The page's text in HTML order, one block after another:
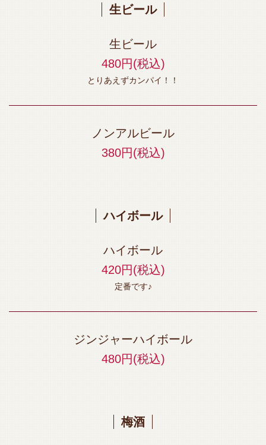
生ビール
生ビール
480円(税込)
とりあえずカンパイ！！
ノンアルビール
380円(税込)
ハイボール
ハイボール
420円(税込)
定番です♪
ジンジャーハイボール
480円(税込)
梅酒